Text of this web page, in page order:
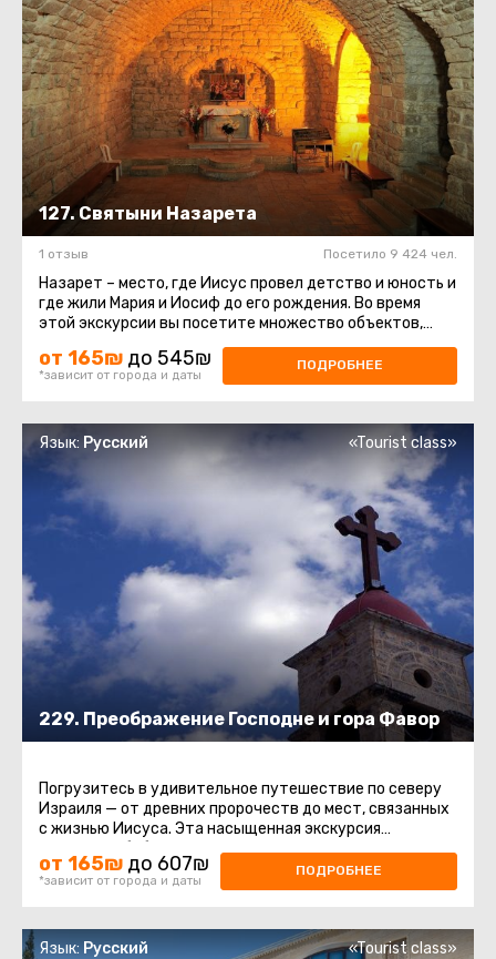
127. Святыни Назарета
1 отзыв Посетило 9 424 чел.
Назарет – место, где Иисус провел детство и юность и
где жили Мария и Иосиф до его рождения. Во время
этой экскурсии вы посетите множество объектов,
которые христианство ...
от 165₪ до 545₪
*зависит от города и даты
ПОДРОБНЕЕ
229. Преображение Господне и гора Фавор
Язык: Русский «Tourist class»
Погрузитесь в удивительное путешествие по северу
Израиля — от древних пророчеств до мест, связанных
с жизнью Иисуса. Эта насыщенная экскурсия
соединяет библейскую ...
от 165₪ до 607₪
*зависит от города и даты
ПОДРОБНЕЕ
Язык: Русский «Tourist class»